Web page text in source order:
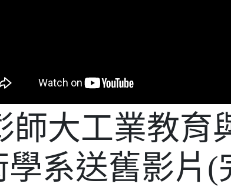
師大工業教育
學系送舊影片(